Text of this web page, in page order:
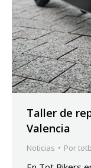
Taller de
Valencia
Noticias Por